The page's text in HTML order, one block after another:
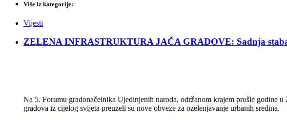
Više iz kategorije:
Vijesti
ZELENA INFRASTRUKTURA JAČA GRADOVE: Sadnja
Na 5. Forumu gradonačelnika Ujedinjenih naroda, održanom krajem prošle godine
gradova iz cijelog svijeta preuzeli su nove obveze za ozelenjavanje urbanih sredina.